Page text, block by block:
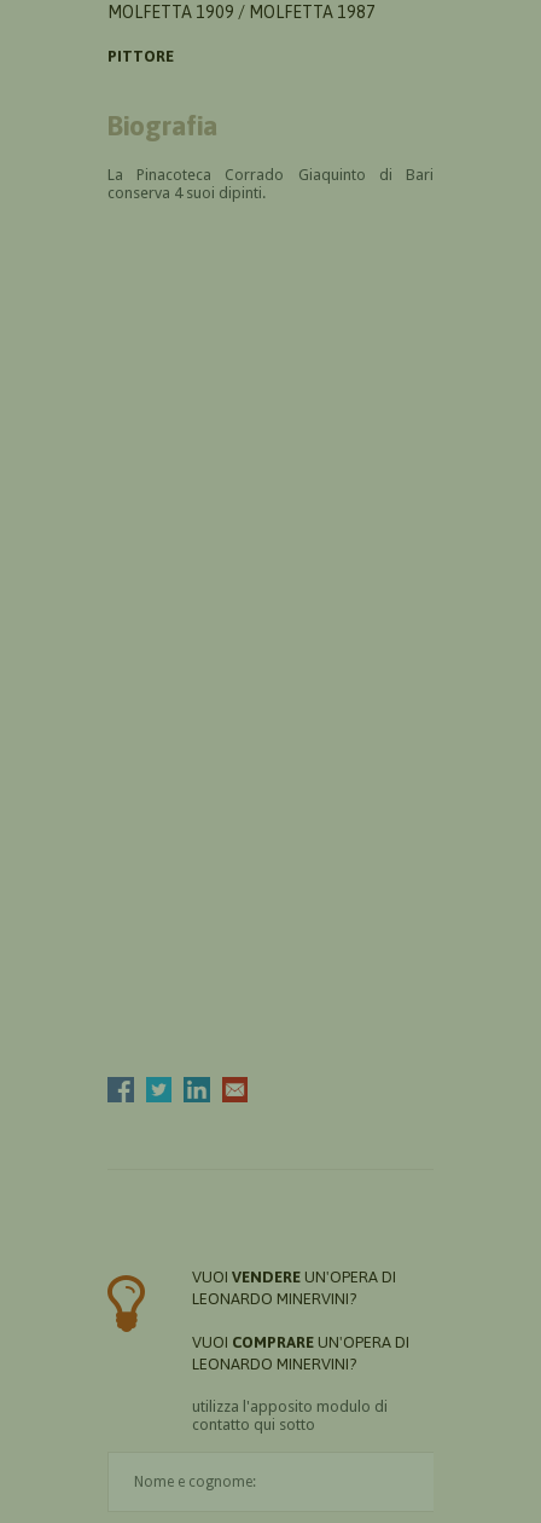
MOLFETTA 1909 / MOLFETTA 1987
PITTORE
Biografia
La Pinacoteca Corrado Giaquinto di Bari
conserva 4 suoi dipinti.
VUOI VENDERE UN'OPERA DI
LEONARDO MINERVINI?
VUOI COMPRARE UN'OPERA DI
LEONARDO MINERVINI?
utilizza l'apposito modulo di
contatto qui sotto